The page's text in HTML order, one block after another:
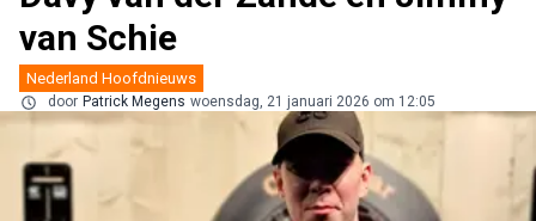
van Schie
Nederland Hoofdnieuws
door Patrick Megens woensdag, 21 januari 2026 om 12:05